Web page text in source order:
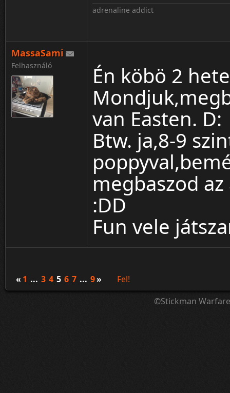
adrenaline addict
MassaSami
Felhasználó
Én köbö 2
van Easten. D:
Btw. ja,8-9
megbaszod
:DD
Fun vele
« 1 ... 3 4 5 6 7 ... 9»
Fel!
©Stickman Warfare